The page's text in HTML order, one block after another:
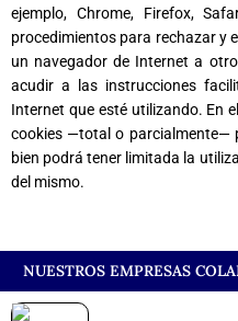
ejemplo, Chrome, Firefox,
procedimientos para rechazar y
un navegador de Internet a
acudir a las instrucciones
Internet que esté utilizando. En
cookies —total o parcialmente—
bien podrá tener limitada la
del mismo.
NUESTROS EMPRESAS